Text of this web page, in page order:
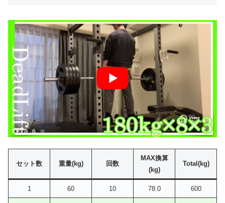
セット数 重量(kg) 回数
MAX換算
(kg)
Total(kg)
1 60 10 78.0 600